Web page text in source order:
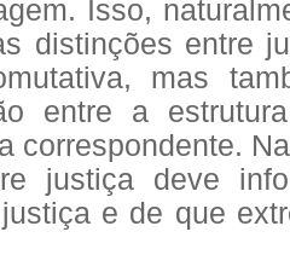
Isso,
distinções entre
mas
entre a
correspondente.
justiça deve
e de que